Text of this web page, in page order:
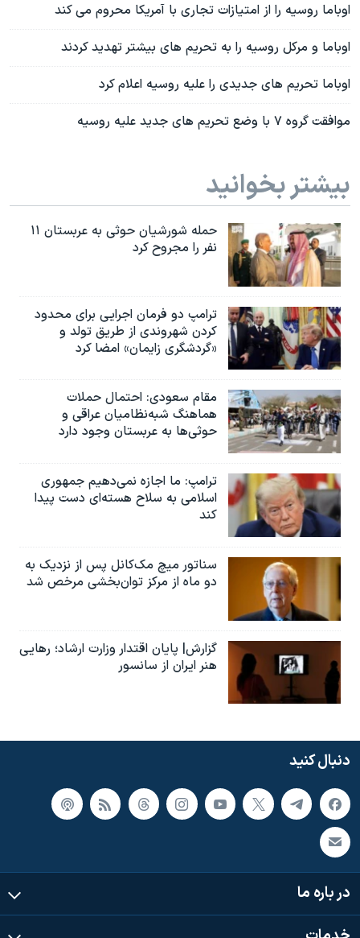
اوباما روسیه را از امتیازات تجاری با آمریکا محروم می کند
اوباما و مرکل روسیه را به تحریم های بیشتر تهدید کردند
اوباما تحریم های جدیدی را عليه روسیه اعلام کرد
موافقت گروه ۷ با وضع تحریم های جدید علیه روسیه
بیشتر بخوانید
حمله شورشیان حوثی به عربستان ۱۱
نفر را مجروح کرد
ترامپ دو فرمان اجرایی برای محدود
کردن شهروندی از طریق تولد و
«گردشگری زایمان» امضا کرد
مقام سعودی: احتمال حملات
هماهنگ شبه‌نظامیان عراقی و
حوثی‌ها به عربستان وجود دارد
ترامپ: ما اجازه نمی‌دهیم جمهوری
اسلامی به سلاح هسته‌ای دست پیدا
کند
سناتور میچ مک‌کانل پس از نزدیک به
دو ماه از مرکز توان‌بخشی مرخص شد
گزارش| پایان اقتدار وزارت ارشاد؛ رهایی
هنر ایران از سانسور
دنبال کنید
در باره ما